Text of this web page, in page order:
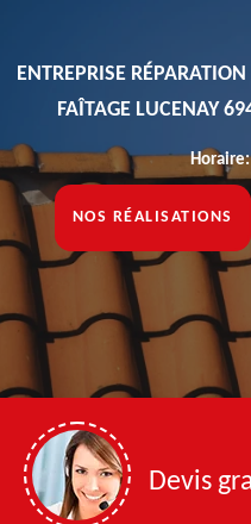
ENTREPRISE
FAÎTAGE LUCENAY
NOS RÉALISATIONS
Devis